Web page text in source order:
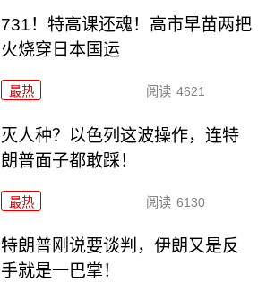
731！特高课还魂！高市早苗两把
火烧穿日本国运
最热 阅读 4621
灭人种？以色列这波操作，连特
朗普面子都敢踩！
最热 阅读 6130
特朗普刚说要谈判，伊朗又是反
手就是一巴掌！